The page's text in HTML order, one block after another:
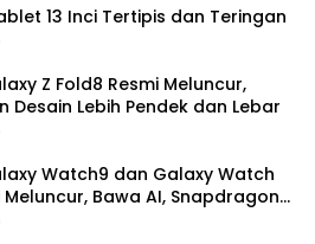
13 Inci Tertipis dan Teringan
Z Fold8 Resmi Meluncur,
Desain Lebih Pendek dan Lebar
Watch9 dan Galaxy Watch
Meluncur, Bawa AI, Snapdragon
Fitur Kesehatan Baru